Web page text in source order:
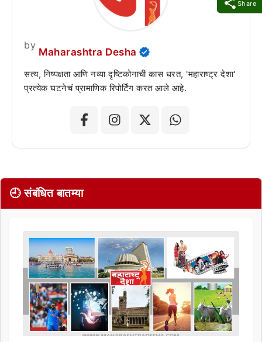
Share
by
Maharashtra Desha
सत्य, निष्पक्षता आणि नव्या दृष्टिकोनाची कास धरत, 'महाराष्ट्र देशा'
प्रत्येक घटनेचं प्रामाणिक रिपोर्टिंग करत आले आहे.
🕘 संबंधित बातम्या